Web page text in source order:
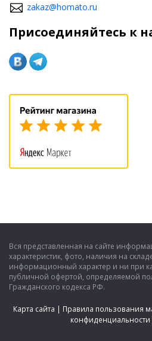
zakaz@homato.ru
Присоединяйтесь к
Вся представленная на сайте
характеристик, фото, наличия на
информационный характер и ни при
публичной офертой, определяемой
Гражданского кодекса РФ.
Карта сайта | Правила пользования
конфиденциальности